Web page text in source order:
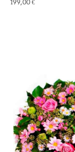
199,00 €